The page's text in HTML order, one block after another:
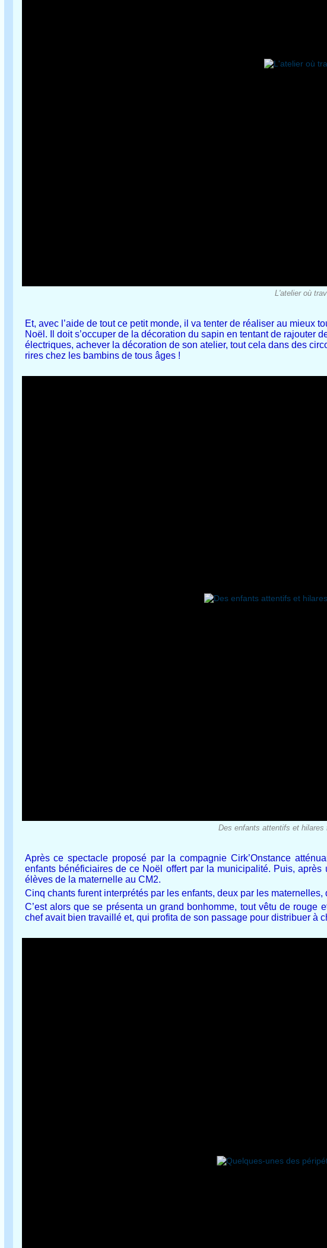
L'atelier où
Et, avec l’aide de tout ce petit monde, il va tenter de réaliser au mieux
Noël. Il doit s’occuper de la décoration du sapin en tentant de rajouter
électriques, achever la décoration de son atelier, tout cela dans des
rires chez les bambins de tous âges !
Des enfants attentifs et
Après ce spectacle proposé par la compagnie Cirk’Onstance
enfants bénéficiaires de ce Noël offert par la municipalité. Puis,
élèves de la maternelle au CM2.
Cinq chants furent interprétés par les enfants, deux par les
C’est alors que se présenta un grand bonhomme, tout vêtu de
chef avait bien travaillé et, qui profita de son passage pour distribuer à